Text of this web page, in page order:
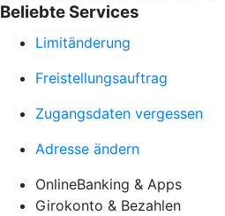
Beliebte Services
Limitänderung
Freistellungsauftrag
Zugangsdaten vergessen
Adresse ändern
OnlineBanking & Apps
Girokonto & Bezahlen